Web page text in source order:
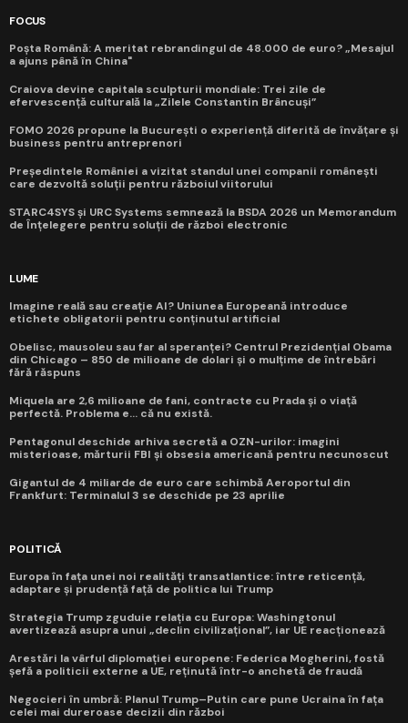
FOCUS
Poșta Română: A meritat rebrandingul de 48.000 de euro? „Mesajul
a ajuns până în China"
Craiova devine capitala sculpturii mondiale: Trei zile de
efervescență culturală la „Zilele Constantin Brâncuși”
FOMO 2026 propune la București o experiență diferită de învățare și
business pentru antreprenori
Președintele României a vizitat standul unei companii românești
care dezvoltă soluții pentru războiul viitorului
STARC4SYS și URC Systems semnează la BSDA 2026 un Memorandum
de Înțelegere pentru soluții de război electronic
LUME
Imagine reală sau creație AI? Uniunea Europeană introduce
etichete obligatorii pentru conținutul artificial
Obelisc, mausoleu sau far al speranței? Centrul Prezidențial Obama
din Chicago – 850 de milioane de dolari și o mulțime de întrebări
fără răspuns
Miquela are 2,6 milioane de fani, contracte cu Prada și o viață
perfectă. Problema e... că nu există.
Pentagonul deschide arhiva secretă a OZN-urilor: imagini
misterioase, mărturii FBI și obsesia americană pentru necunoscut
Gigantul de 4 miliarde de euro care schimbă Aeroportul din
Frankfurt: Terminalul 3 se deschide pe 23 aprilie
POLITICĂ
Europa în fața unei noi realități transatlantice: între reticență,
adaptare și prudență față de politica lui Trump
Strategia Trump zguduie relația cu Europa: Washingtonul
avertizează asupra unui „declin civilizațional”, iar UE reacționează
Arestări la vârful diplomației europene: Federica Mogherini, fostă
șefă a politicii externe a UE, reținută într-o anchetă de fraudă
Negocieri în umbră: Planul Trump–Putin care pune Ucraina în fața
celei mai dureroase decizii din război